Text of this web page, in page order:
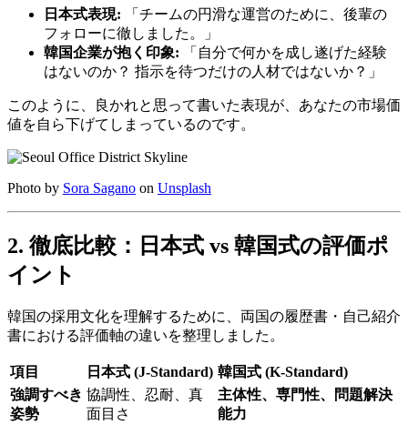
日本式表現: 「チームの円滑な運営のために、後輩の
フォローに徹しました。」
韓国企業が抱く印象: 「自分で何かを成し遂げた経験
はないのか？ 指示を待つだけの人材ではないか？」
このように、良かれと思って書いた表現が、あなたの市場価
値を自ら下げてしまっているのです。
Photo by Sora Sagano on Unsplash
2. 徹底比較：日本式 vs 韓国式の評価ポ
イント
韓国の採用文化を理解するために、両国の履歴書・自己紹介
書における評価軸の違いを整理しました。
項目 日本式 (J-Standard) 韓国式 (K-Standard)
強調すべき
姿勢
協調性、忍耐、真
面目さ
主体性、専門性、問題解決
能力